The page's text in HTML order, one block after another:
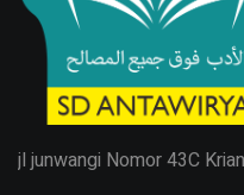
jl junwangi Nomor 43C